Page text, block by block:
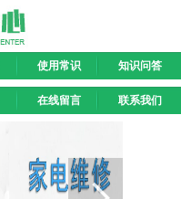
使用常识 知识问答
在线留言 联系我们